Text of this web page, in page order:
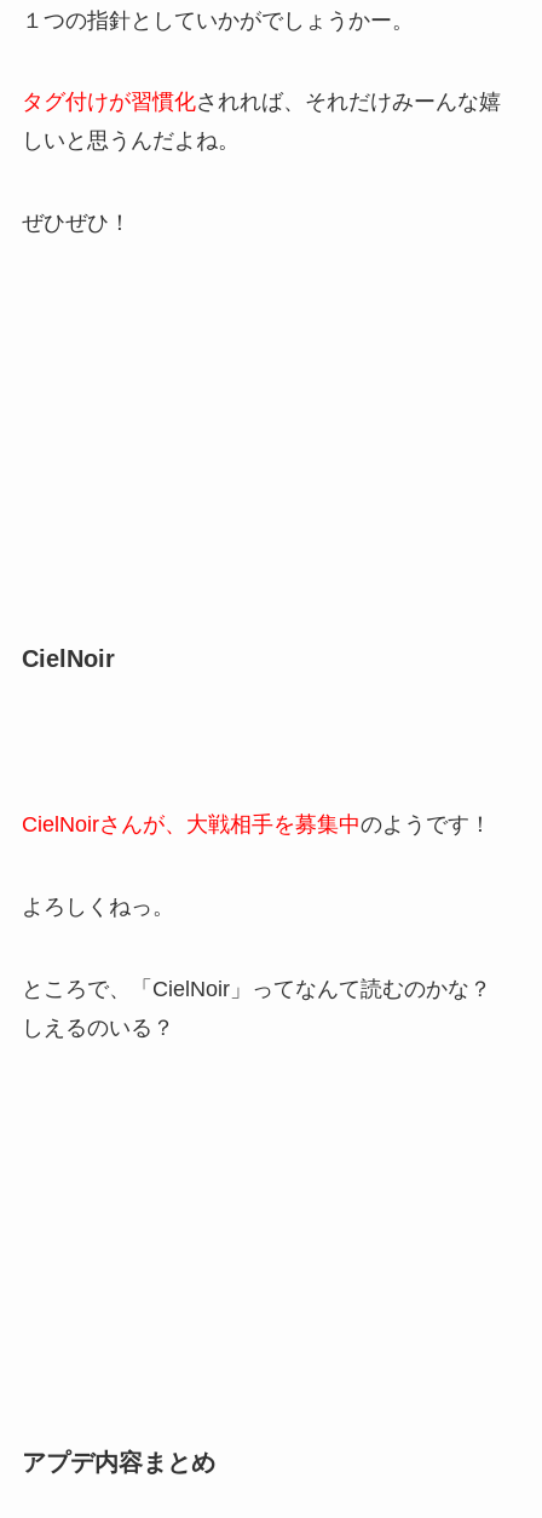
１つの指針としていかがでしょうかー。
タグ付けが習慣化されれば、それだけみーんな嬉
しいと思うんだよね。
ぜひぜひ！
CielNoir
CielNoirさんが、大戦相手を募集中のようです！
よろしくねっ。
ところで、「CielNoir」ってなんて読むのかな？
しえるのいる？
アプデ内容まとめ